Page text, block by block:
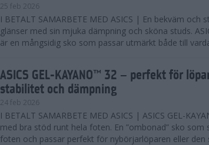
25 feb 2026
I BETALT SAMARBETE MED ASICS | En bekväm och
glänser med sin mjuka dämpning och sköna studs.
är en mångsidig sko som passar utmärkt både till
ASICS GEL-KAYANO™ 32 – perfekt för
stabilitet och dämpning
24 feb 2026
I BETALT SAMARBETE MED ASICS | ASICS GEL-
med bra stöd runt hela foten. En ”ombonad” sko som
foten och passar perfekt för nybörjarlöparen eller den